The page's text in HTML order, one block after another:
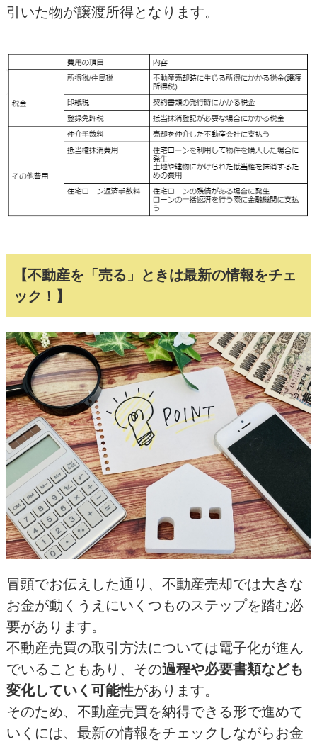
引いた物が譲渡所得となります。
【不動産を「売る」ときは最新の情報をチェ
ック！】
冒頭でお伝えした通り、不動産売却では大きな
お金が動くうえにいくつものステップを踏む必
要があります。
不動産売買の取引方法については電子化が進ん
でいることもあり、その過程や必要書類なども
変化していく可能性があります。
そのため、不動産売買を納得できる形で進めて
いくには、最新の情報をチェックしながらお金